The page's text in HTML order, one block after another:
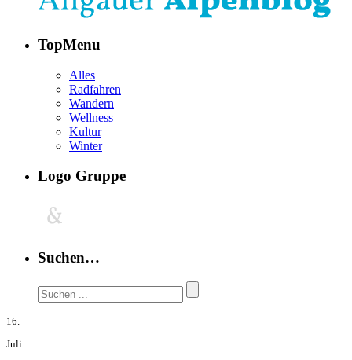
TopMenu
Alles
Radfahren
Wandern
Wellness
Kultur
Winter
Logo Gruppe
Suchen…
16.
Juli